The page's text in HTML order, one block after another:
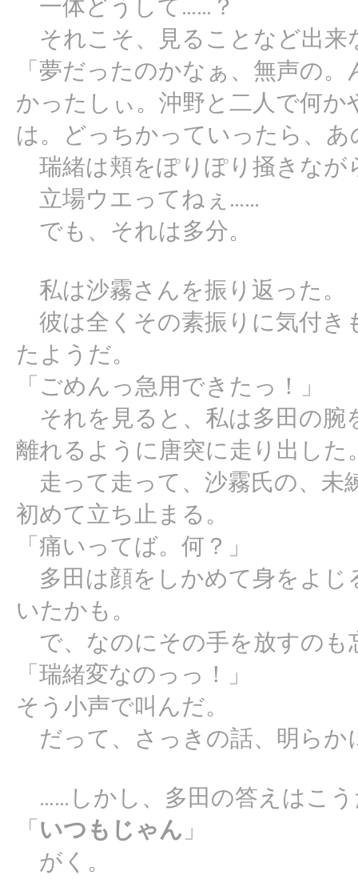
一体どうして……？
それこそ、見ることなど出来
「夢だったのかなぁ、無声の
かったしぃ。沖野と二人で何
は。どっちかっていったら、
瑞緒は頬をぽりぽり掻きなが
立場ウエってねぇ……
でも、それは多分。
私は沙霧さんを振り返った。
彼は全くその素振りに気付
たようだ。
「ごめんっ急用できたっ！」
それを見ると、私は多田の腕
離れるように唐突に走り出した
走って走って、沙霧氏の、未
初めて立ち止まる。
「痛いってば。何？」
多田は顔をしかめて身をよじ
いたかも。
で、なのにその手を放すのも
「瑞緒変なのっっ！」
そう小声で叫んだ。
だって、さっきの話、明らか
……しかし、多田の答えはこ
「 いつもじゃん 」
がく。